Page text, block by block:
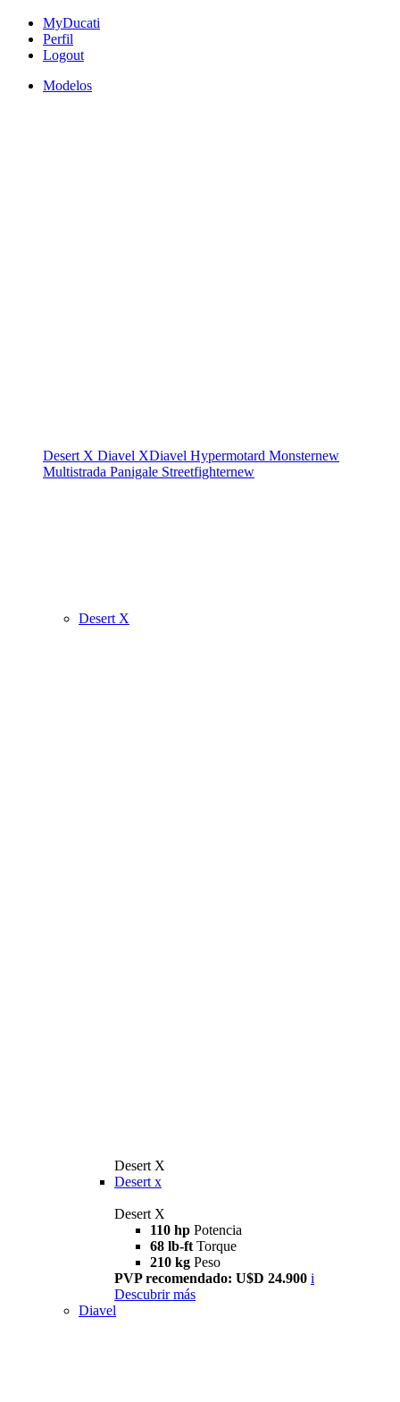
MyDucati
Perfil
Logout
Modelos
Desert X Diavel XDiavel Hypermotard Monsternew
Multistrada Panigale Streetfighternew
Desert X
Desert X
Desert x
Desert X
110 hp Potencia
68 lb-ft Torque
210 kg Peso
PVP recomendado: U$D 24.900 i
Descubrir más
Diavel